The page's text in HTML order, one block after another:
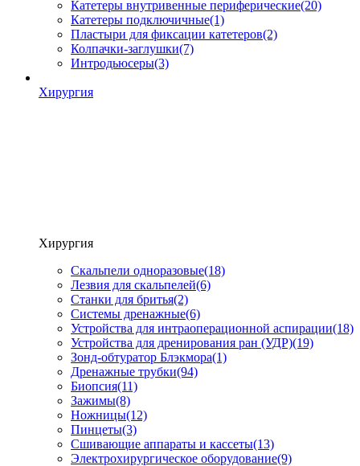
Катетеры внутривенные периферические(20)
Катетеры подключичные(1)
Пластыри для фиксации катетеров(2)
Колпачки-заглушки(7)
Интродьюсеры(3)
Хирургия
Хирургия
Скальпели одноразовые(18)
Лезвия для скальпелей(6)
Станки для бритья(2)
Системы дренажные(6)
Устройства для интраоперационной аспирации(18)
Устройства для дренирования ран (УДР)(19)
Зонд-обтуратор Блэкмора(1)
Дренажные трубки(94)
Биопсия(11)
Зажимы(8)
Ножницы(12)
Пинцеты(3)
Сшивающие аппараты и кассеты(13)
Электрохирургическое оборудование(9)